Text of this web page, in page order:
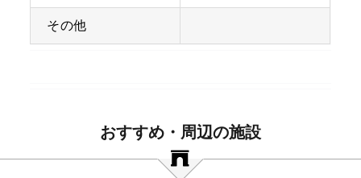
その他
おすすめ・周辺の施設